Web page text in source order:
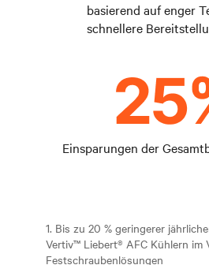
basierend auf enger
schnellere
Einsparungen der
1. Bis zu 20 % geringerer
Vertiv™ Liebert® AFC Kühlern im
Festschraubenlösungen